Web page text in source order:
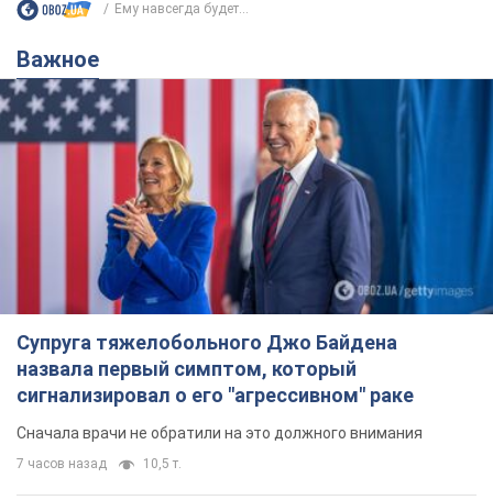
Ему навсегда будет...
Важное
Супруга тяжелобольного Джо Байдена
назвала первый симптом, который
сигнализировал о его "агрессивном" раке
Сначала врачи не обратили на это должного внимания
7 часов назад 10,5 т.